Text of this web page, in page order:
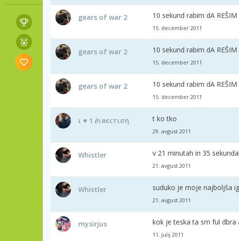
gears of war 2 10 sekund rabim dA REŠIM
15. december 2011
gears of war 2 10 sekund rabim dA REŠIM
15. december 2011
gears of war 2 10 sekund rabim dA REŠIM
15. december 2011
ι ♥ 1 ∂ιяєcтιση t ko tko
29. avgust 2011
Whistler v 21 minutah in 35
21. avgust 2011
Whistler suduko je moje najboljša
21. avgust 2011
mysirjus kok je teska ta sm ful dbra
11. julij 2011